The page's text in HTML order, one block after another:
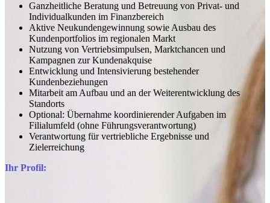
Ganzheitliche Beratung und Betreuung von Privat- und
Individualkunden im Finanzbereich
Aktive Neukundengewinnung sowie Ausbau des
Kundenportfolios im regionalen Markt
Nutzung von Vertriebsimpulsen, Marktchancen und
Kampagnen zur Kundenakquise
Entwicklung und Intensivierung bestehender
Kundenbeziehungen
Mitarbeit am Aufbau und an der Weiterentwicklung des
Standorts
Optional: Übernahme koordinierender Aufgaben im
Filialumfeld (ohne Führungsverantwortung)
Verantwortung für vertriebliche Ergebnisse und
Zielerreichung
Ihr Profil: